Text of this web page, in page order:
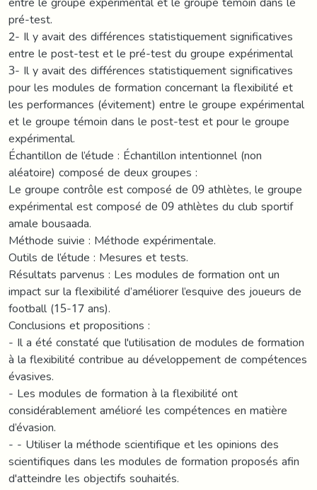
pré-test.
2- Il y avait des différences statistiquement significatives
entre le post-test et le pré-test du groupe expérimental
3- Il y avait des différences statistiquement significatives
pour les modules de formation concernant la flexibilité et
les performances (évitement) entre le groupe expérimental
et le groupe témoin dans le post-test et pour le groupe
expérimental.
Échantillon de l’étude : Échantillon intentionnel (non
aléatoire) composé de deux groupes :
Le groupe contrôle est composé de 09 athlètes, le groupe
expérimental est composé de 09 athlètes du club sportif
amale bousaada.
Méthode suivie : Méthode expérimentale.
Outils de l’étude : Mesures et tests.
Résultats parvenus : Les modules de formation ont un
impact sur la flexibilité d’améliorer l’esquive des joueurs de
football (15-17 ans).
Conclusions et propositions :
- Il a été constaté que l'utilisation de modules de formation
à la flexibilité contribue au développement de compétences
évasives.
- Les modules de formation à la flexibilité ont
considérablement amélioré les compétences en matière
d’évasion.
- - Utiliser la méthode scientifique et les opinions des
scientifiques dans les modules de formation proposés afin
d'atteindre les objectifs souhaités.